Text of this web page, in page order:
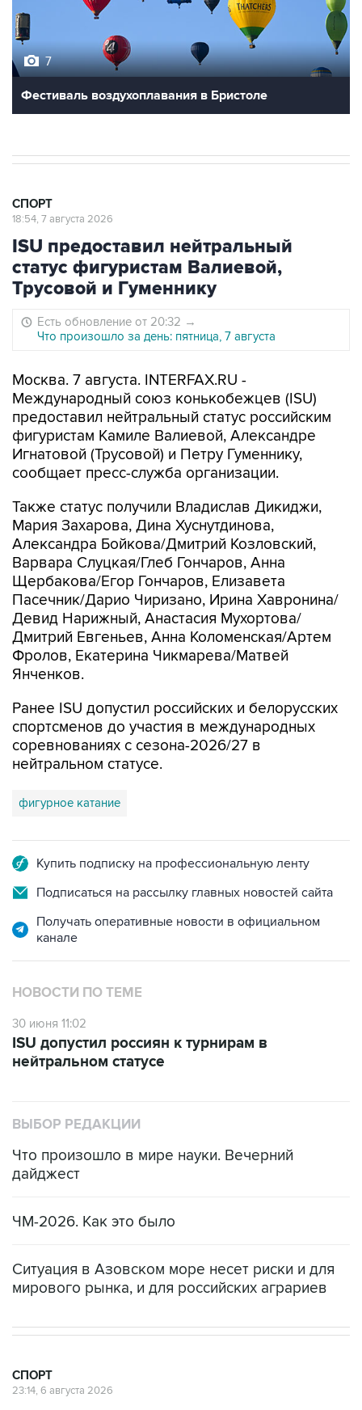
7
Фестиваль воздухоплавания в Бристоле
СПОРТ
18:54, 7 августа 2026
ISU предоставил нейтральный
статус фигуристам Валиевой,
Трусовой и Гуменнику
Есть обновление от 20:32 →
Что произошло за день: пятница, 7 августа
Москва. 7 августа. INTERFAX.RU -
Международный союз конькобежцев (ISU)
предоставил нейтральный статус российским
фигуристам Камиле Валиевой, Александре
Игнатовой (Трусовой) и Петру Гуменнику,
сообщает пресс-служба организации.
Также статус получили Владислав Дикиджи,
Мария Захарова, Дина Хуснутдинова,
Александра Бойкова/Дмитрий Козловский,
Варвара Слуцкая/Глеб Гончаров, Анна
Щербакова/Егор Гончаров, Елизавета
Пасечник/Дарио Чиризано, Ирина Хавронина/
Девид Нарижный, Анастасия Мухортова/
Дмитрий Евгеньев, Анна Коломенская/Артем
Фролов, Екатерина Чикмарева/Матвей
Янченков.
Ранее ISU допустил российских и белорусских
спортсменов до участия в международных
соревнованиях с сезона-2026/27 в
нейтральном статусе.
фигурное катание
Купить подписку на профессиональную ленту
Подписаться на рассылку главных новостей сайта
Получать оперативные новости в официальном
канале
НОВОСТИ ПО ТЕМЕ
30 июня 11:02
ISU допустил россиян к турнирам в
нейтральном статусе
ВЫБОР РЕДАКЦИИ
Что произошло в мире науки. Вечерний
дайджест
ЧМ-2026. Как это было
Ситуация в Азовском море несет риски и для
мирового рынка, и для российских аграриев
СПОРТ
23:14, 6 августа 2026